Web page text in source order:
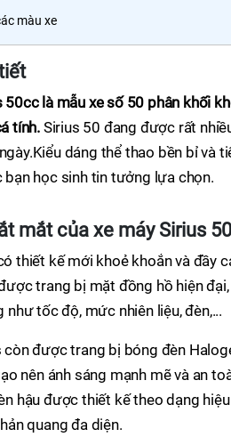
màu xe
50cc là mẫu xe số 50 phân khối
tính. Sirius 50 đang được rất
dáng thể thao bền bỉ
bạn học sinh tin tưởng lựa chọn.
mắt của xe máy Sirius
thiết kế mới khoẻ khoắn và đầy
trang bị mặt đồng hồ hiện
như tốc độ, mức nhiên liệu, đèn,...
còn được trang bị bóng đèn
nên ánh sáng mạnh mẽ và an
hậu được thiết kế theo dạng
quang đa diện.